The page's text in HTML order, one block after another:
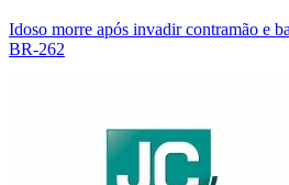
Idoso morre após invadir contramão e
BR-262